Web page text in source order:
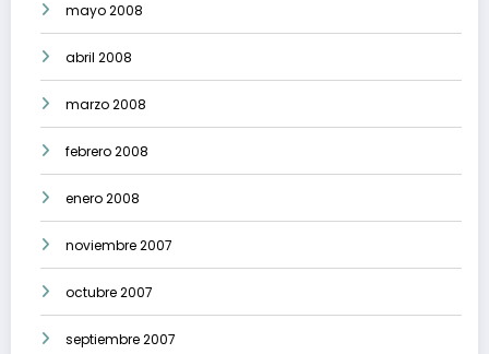
mayo 2008
abril 2008
marzo 2008
febrero 2008
enero 2008
noviembre 2007
octubre 2007
septiembre 2007